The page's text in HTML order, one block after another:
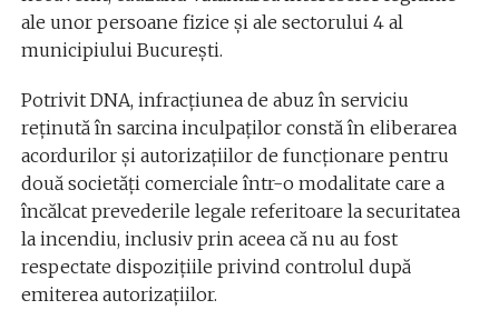
ale unor persoane fizice și ale sectorului 4 al
municipiului București.
Potrivit DNA, infracțiunea de abuz în serviciu
reținută în sarcina inculpaților constă în eliberarea
acordurilor și autorizațiilor de funcționare pentru
două societăți comerciale într-o modalitate care a
încălcat prevederile legale referitoare la securitatea
la incendiu, inclusiv prin aceea că nu au fost
respectate dispozițiile privind controlul după
emiterea autorizațiilor.